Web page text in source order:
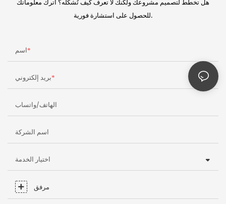
هل تخطط لتصميم مشروعك ولكنك لا تعرف كيف تُشكّله؟ اترك معلوماتك
للحصول على استشارة فورية.
اسم
بريد إلكتروني
الهاتف/واتساب
اسم الشركة
اختيار الخدمة
مرفق